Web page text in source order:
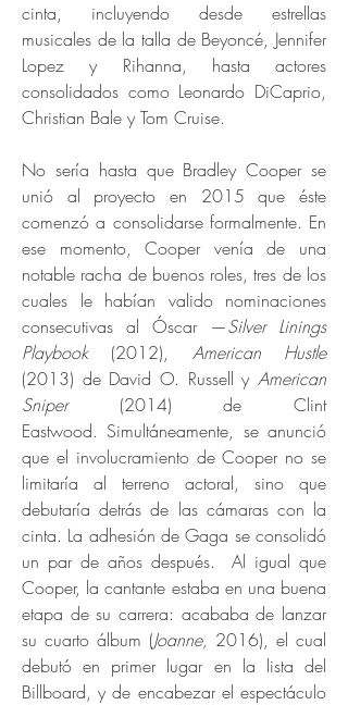
cinta, incluyendo desde estrellas
musicales de la talla de Beyoncé, Jennifer
Lopez y Rihanna, hasta actores
consolidados como Leonardo DiCaprio,
Christian Bale y Tom Cruise.
No sería hasta que Bradley Cooper se
unió al proyecto en 2015 que éste
comenzó a consolidarse formalmente. En
ese momento, Cooper venía de una
notable racha de buenos roles, tres de los
cuales le habían valido nominaciones
consecutivas al Óscar —Silver Linings
Playbook (2012), American Hustle
(2013) de David O. Russell y American
Sniper (2014) de Clint
Eastwood. Simultáneamente, se anunció
que el involucramiento de Cooper no se
limitaría al terreno actoral, sino que
debutaría detrás de las cámaras con la
cinta. La adhesión de Gaga se consolidó
un par de años después. Al igual que
Cooper, la cantante estaba en una buena
etapa de su carrera: acababa de lanzar
su cuarto álbum (Joanne, 2016), el cual
debutó en primer lugar en la lista del
Billboard, y de encabezar el espectáculo